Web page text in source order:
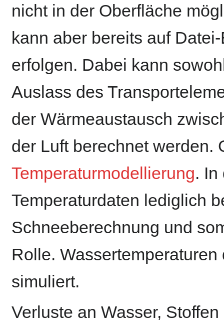
nicht in der Oberfläche
kann aber bereits auf
erfolgen. Dabei kann
Auslass des
der Wärmeaustausch
der Luft berechnet werden.
Temperaturmodellierung. In
Temperaturdaten lediglich
Schneeberechnung und
Rolle.
simuliert.
Verluste an Wasser,